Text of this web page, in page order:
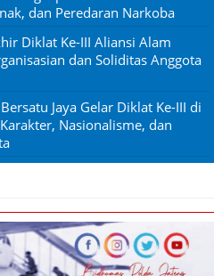
dan Peredaran Narkoba
Diklat Ke-III Aliansi Alam
dan Soliditas Anggota
Jaya Gelar Diklat Ke-III di
Nasionalisme, dan